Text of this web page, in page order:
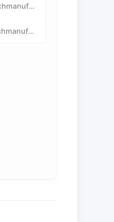
qipaiyouxi.smartwatchmanufacturer.cn
yizhiyouxi.smartwatchmanufacturer.cn